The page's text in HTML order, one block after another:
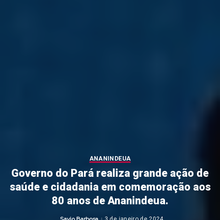
ANANINDEUA
Governo do Pará realiza grande ação de
saúde e cidadania em comemoração aos
80 anos de Ananindeua.